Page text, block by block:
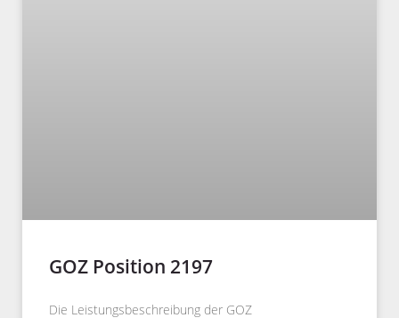
GOZ Position 2197
Die Leistungsbeschreibung der GOZ